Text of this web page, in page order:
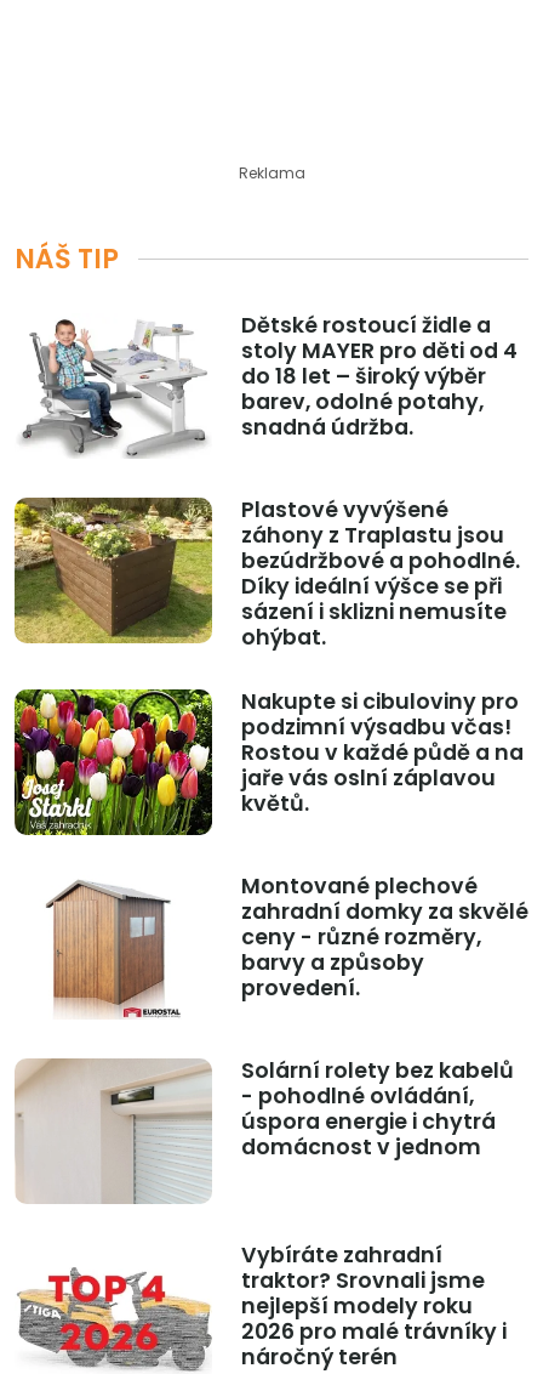
Reklama
NÁŠ TIP
Dětské rostoucí židle a
stoly MAYER pro děti od 4
do 18 let – široký výběr
barev, odolné potahy,
snadná údržba.
Plastové vyvýšené
záhony z Traplastu jsou
bezúdržbové a pohodlné.
Díky ideální výšce se při
sázení i sklizni nemusíte
ohýbat.
Nakupte si cibuloviny pro
podzimní výsadbu včas!
Rostou v každé půdě a na
jaře vás oslní záplavou
květů.
Montované plechové
zahradní domky za skvělé
ceny - různé rozměry,
barvy a způsoby
provedení.
Solární rolety bez kabelů
- pohodlné ovládání,
úspora energie i chytrá
domácnost v jednom
Vybíráte zahradní
traktor? Srovnali jsme
nejlepší modely roku
2026 pro malé trávníky i
náročný terén